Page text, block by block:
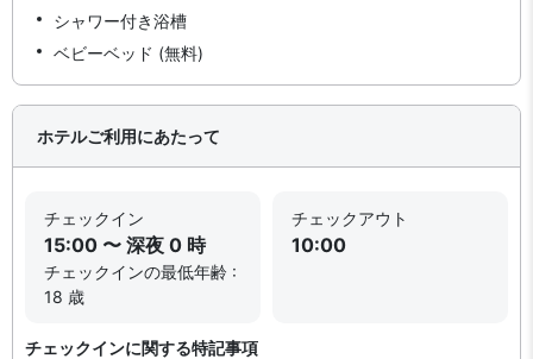
シャワー付き浴槽
ベビーベッド (無料)
ホテルご利用にあたって
チェックイン
15:00 〜 深夜 0 時
チェックインの最低年齢 :
18 歳
チェックアウト
10:00
チェックインに関する特記事項